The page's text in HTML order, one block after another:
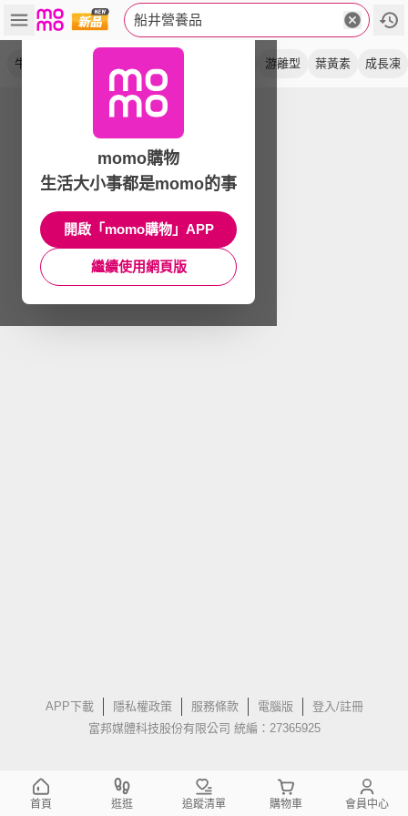
船井營養品
牛奶鈣 游離型 葉黃素 成長凍
APP下載 隱私權政策 服務條款 電腦版
登入/註冊
富邦媒體科技股份有限公司 統編：27365925
momo購物
生活大小事都是momo的事
開啟「momo購物」APP
繼續使用網頁版
首頁 逛逛 追蹤清單 購物車 會員中心